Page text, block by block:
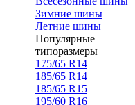
Зимние шины
Летние шины
Популярные
типоразмеры
175/65 R14
185/65 R14
185/65 R15
195/60 R16